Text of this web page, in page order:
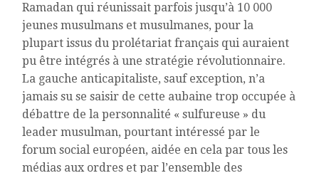
Ramadan qui réunissait parfois jusqu’à 10 000
jeunes musulmans et musulmanes, pour la
plupart issus du prolétariat français qui auraient
pu être intégrés à une stratégie révolutionnaire.
La gauche anticapitaliste, sauf exception, n’a
jamais su se saisir de cette aubaine trop occupée à
débattre de la personnalité « sulfureuse » du
leader musulman, pourtant intéressé par le
forum social européen, aidée en cela par tous les
médias aux ordres et par l’ensemble des